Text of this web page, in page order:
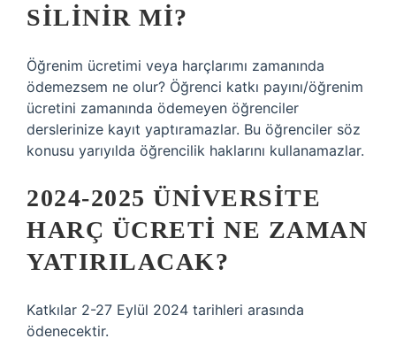
SILINIR MI?
Öğrenim ücretimi veya harçlarımı zamanında
ödemezsem ne olur? Öğrenci katkı payını/öğrenim
ücretini zamanında ödemeyen öğrenciler
derslerinize kayıt yaptıramazlar. Bu öğrenciler söz
konusu yarıyılda öğrencilik haklarını kullanamazlar.
2024-2025 ÜNIVERSITE
HARÇ ÜCRETI NE ZAMAN
YATIRILACAK?
Katkılar 2-27 Eylül 2024 tarihleri ​​arasında
ödenecektir.